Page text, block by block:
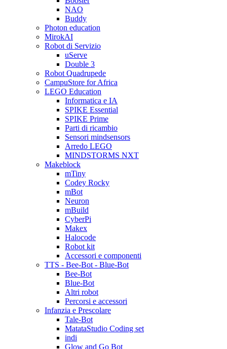
NAO
Buddy
Photon education
MirokAI
Robot di Servizio
uServe
Double 3
Robot Quadrupede
CampuStore for Africa
LEGO Education
Informatica e IA
SPIKE Essential
SPIKE Prime
Parti di ricambio
Sensori mindsensors
Arredo LEGO
MINDSTORMS NXT
Makeblock
mTiny
Codey Rocky
mBot
Neuron
mBuild
CyberPi
Makex
Halocode
Robot kit
Accessori e componenti
TTS - Bee-Bot - Blue-Bot
Bee-Bot
Blue-Bot
Altri robot
Percorsi e accessori
Infanzia e Prescolare
Tale-Bot
MatataStudio Coding set
indi
Glow and Go Bot